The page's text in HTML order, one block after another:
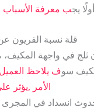
يجب معرفة الأسباب
قلة نسبة الفريون
في واجهة المكيف،
سوف يلاحظ
الأمر ,يؤثر
انسداد في المجرى